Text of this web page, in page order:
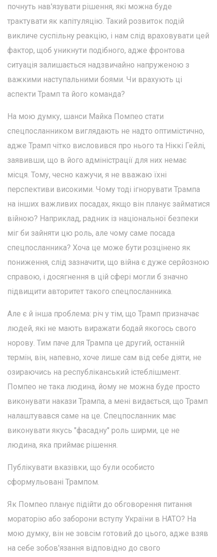
почнуть нав'язувати рішення, які можна буде
трактувати як капітуляцію. Такий розвиток подій
викличе суспільну реакцію, і нам слід враховувати цей
фактор, щоб уникнути подібного, адже фронтова
ситуація залишається надзвичайно напруженою з
важкими наступальними боями. Чи врахують ці
аспекти Трамп та його команда?
На мою думку, шанси Майка Помпео стати
спецпосланником виглядають не надто оптимістично,
адже Трамп чітко висловився про нього та Ніккі Гейлі,
заявивши, що в його адміністрації для них немає
місця. Тому, чесно кажучи, я не вважаю їхні
перспективи високими. Чому тоді ігнорувати Трампа
на інших важливих посадах, якщо він планує займатися
війною? Наприклад, радник із національної безпеки
міг би зайняти цю роль, але чому саме посада
спецпосланника? Хоча це може бути розцінено як
пониження, слід зазначити, що війна є дуже серйозною
справою, і досягнення в цій сфері могли б значно
підвищити авторитет такого спецпосланника.
Але є й інша проблема: річ у тім, що Трамп призначає
людей, які не мають виражати бодай якогось свого
норову. Тим паче для Трампа це другий, останній
термін, він, напевно, хоче лише сам від себе діяти, не
озираючись на республіканський істеблішмент.
Помпео не така людина, йому не можна буде просто
виконувати накази Трампа, а мені видається, що Трамп
налаштувався саме на це. Спецпосланник має
виконувати якусь "фасадну" роль ширми, це не
людина, яка приймає рішення.
Публікувати вказівки, що були особисто
сформульовані Трампом.
Як Помпео планує підійти до обговорення питання
мораторію або заборони вступу України в НАТО? На
мою думку, він не зовсім готовий до цього, адже взяв
на себе зобов'язання відповідно до свого